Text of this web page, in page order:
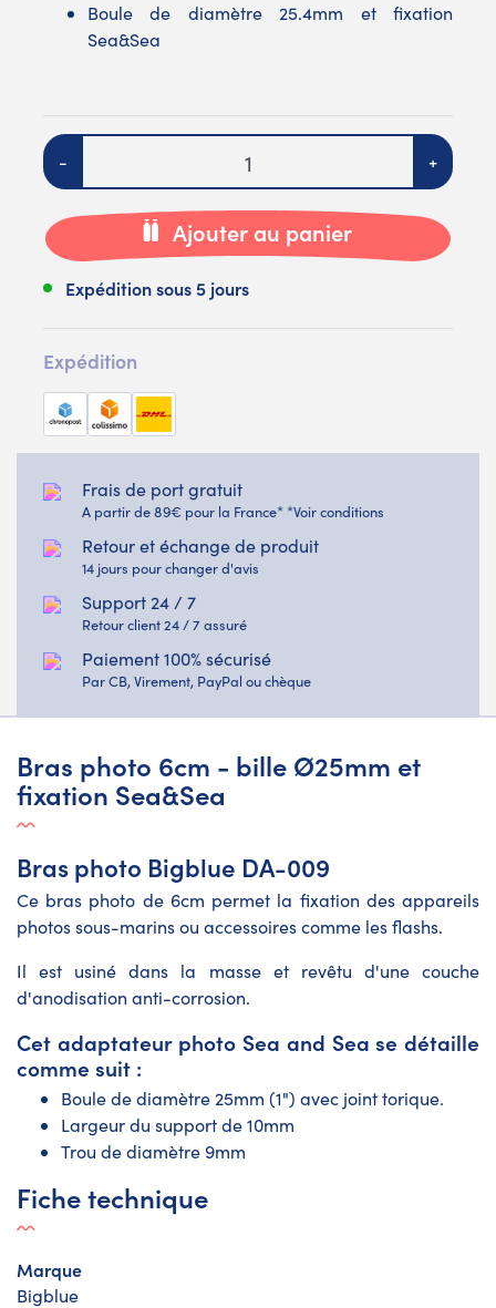
Boule de diamètre 25.4mm et fixation
Sea&Sea
Quantité
- +
Ajouter au panier
Expédition sous 5 jours
Expédition
Frais de port gratuit
A partir de 89€ pour la France* *Voir conditions
Retour et échange de produit
14 jours pour changer d'avis
Support 24 / 7
Retour client 24 / 7 assuré
Paiement 100% sécurisé
Par CB, Virement, PayPal ou chèque
Bras photo 6cm - bille Ø25mm et
fixation Sea&Sea
Bras photo Bigblue DA-009
Ce bras photo de 6cm permet la fixation des appareils
photos sous-marins ou accessoires comme les flashs.
Il est usiné dans la masse et revêtu d'une couche
d'anodisation anti-corrosion.
Cet adaptateur photo Sea and Sea se détaille
comme suit :
Boule de diamètre 25mm (1") avec joint torique.
Largeur du support de 10mm
Trou de diamètre 9mm
Fiche technique
Marque
Bigblue